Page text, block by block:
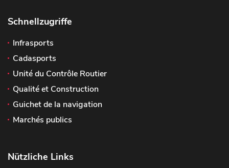
Schnellzugriffe
Infrasports
Cadasports
Unité du Contrôle Routier
Qualité et Construction
Guichet de la navigation
Marchés publics
Nützliche Links